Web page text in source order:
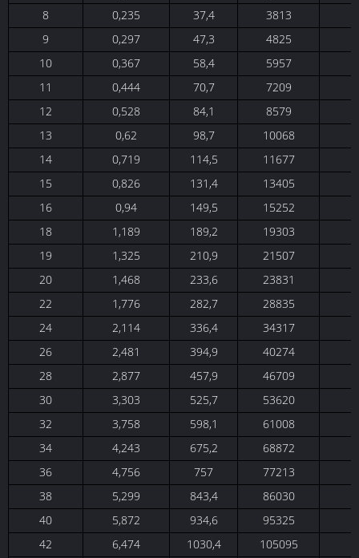
8
0,235 37,4
3813
9
0,297 47,3
4825
10
0,367 58,4
5957
11
0,444 70,7
7209
12
0,528 84,1
8579
13
0,62 98,7
10068
14
0,719 114,5
11677
15
0,826 131,4
13405
16
0,94 149,5
15252
18
1,189 189,2
19303
19
1,325 210,9
21507
20
1,468 233,6
23831
22
1,776 282,7
28835
24
2,114 336,4
34317
26
2,481 394,9
40274
28
2,877 457,9
46709
30
3,303 525,7
53620
32
3,758 598,1
61008
34
4,243 675,2
68872
36
4,756 757
77213
38
5,299 843,4
86030
40
5,872 934,6
95325
42
6,474 1030,4
105095